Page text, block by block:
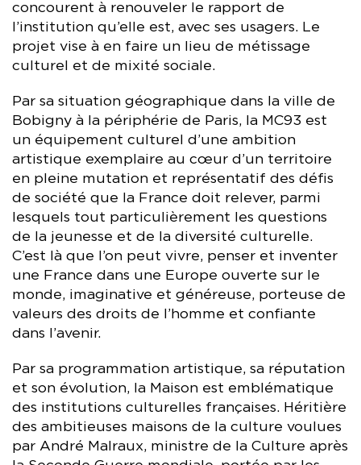
concourent à renouveler le rapport de
l’institution qu’elle est, avec ses usagers. Le
projet vise à en faire un lieu de métissage
culturel et de mixité sociale.
Par sa situation géographique dans la ville de
Bobigny à la périphérie de Paris, la MC93 est
un équipement culturel d’une ambition
artistique exemplaire au cœur d’un territoire
en pleine mutation et représentatif des défis
de société que la France doit relever, parmi
lesquels tout particulièrement les questions
de la jeunesse et de la diversité culturelle.
C’est là que l’on peut vivre, penser et inventer
une France dans une Europe ouverte sur le
monde, imaginative et généreuse, porteuse de
valeurs des droits de l’homme et confiante
dans l’avenir.
Par sa programmation artistique, sa réputation
et son évolution, la Maison est emblématique
des institutions culturelles françaises. Héritière
des ambitieuses maisons de la culture voulues
par André Malraux, ministre de la Culture après